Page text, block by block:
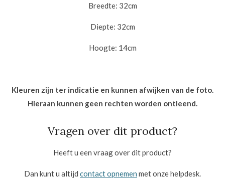
Breedte: 32cm
Diepte: 32cm
Hoogte: 14cm
Kleuren zijn ter indicatie en kunnen afwijken van de foto.
Hieraan kunnen geen rechten worden ontleend.
Vragen over dit product?
Heeft u een vraag over dit product?
Dan kunt u altijd contact opnemen met onze helpdesk.